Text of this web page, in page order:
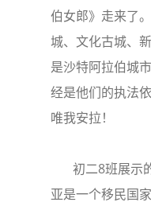
伯女郎》走来了
城、文化古城、
是沙特阿拉伯城
经是他们的执法
唯我安拉！
初二8班展示
亚是一个移民国